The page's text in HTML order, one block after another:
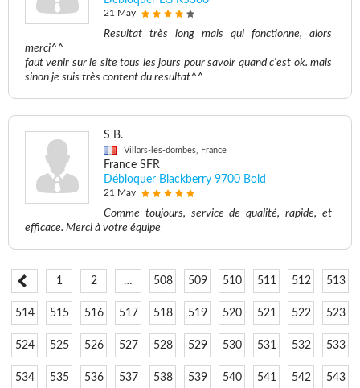
21 May
Resultat très long mais qui fonctionne, alors
merci^^
faut venir sur le site tous les jours pour savoir quand c'est ok. mais
sinon je suis très content du resultat^^
S B.
Villars-les-dombes, France
France SFR
Débloquer Blackberry 9700 Bold
21 May
Comme toujours, service de qualité, rapide, et
efficace. Merci à votre équipe
1 2 … 508 509 510 511 512 513
514 515 516 517 518 519 520 521 522 523
524 525 526 527 528 529 530 531 532 533
534 535 536 537 538 539 540 541 542 543